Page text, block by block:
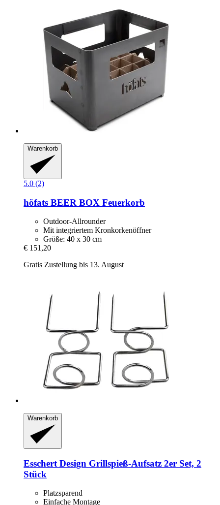
Warenkorb
5.0 (2)
höfats BEER BOX Feuerkorb
Outdoor-Allrounder
Mit integriertem Kronkorkenöffner
Größe: 40 x 30 cm
€ 151,20
Gratis Zustellung bis 13. August
Warenkorb
Esschert Design Grillspieß-​Aufsatz 2er Set, 2
Stück
Platzsparend
Einfache Montage